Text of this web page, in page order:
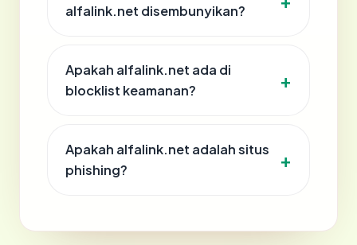
alfalink.net disembunyikan?
Apakah alfalink.net ada di
blocklist keamanan?
Apakah alfalink.net adalah situs
phishing?